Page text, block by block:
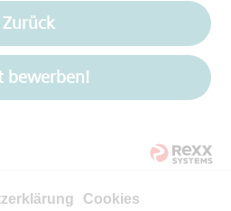
Zurück
bewerben!
Cookies